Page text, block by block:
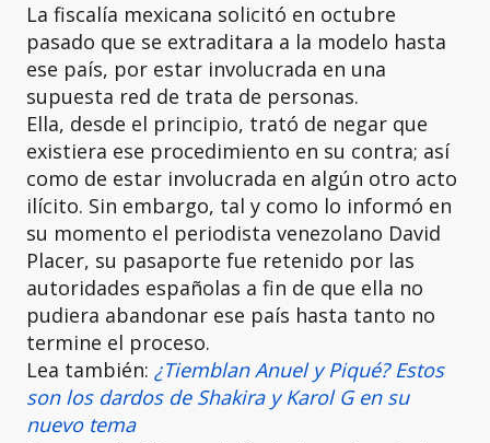
La fiscalía mexicana solicitó en octubre
pasado que se extraditara a la modelo hasta
ese país, por estar involucrada en una
supuesta red de trata de personas.
Ella, desde el principio, trató de negar que
existiera ese procedimiento en su contra; así
como de estar involucrada en algún otro acto
ilícito. Sin embargo, tal y como lo informó en
su momento el periodista venezolano David
Placer, su pasaporte fue retenido por las
autoridades españolas a fin de que ella no
pudiera abandonar ese país hasta tanto no
termine el proceso.
Lea también: ¿Tiemblan Anuel y Piqué? Estos
son los dardos de Shakira y Karol G en su
nuevo tema